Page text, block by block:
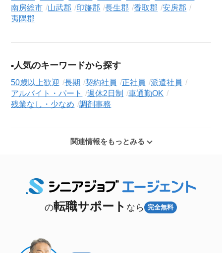
南房総市
山武郡 印旛郡 長生郡 香取郡
安房郡
夷隅郡
人気のキーワードから探す
50歳以上歓迎 長期 契約社員 正社員
派遣社員
アルバイト・パート
週休2日制
車通勤OK
残業なし・少なめ
調剤事務
関連情報をもっとみる
の転職サポート なら 完全無料